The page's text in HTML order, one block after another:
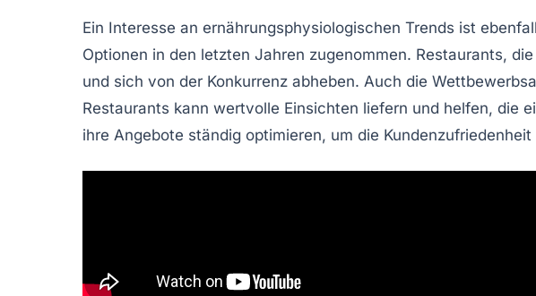
Ein Interesse an ernährungsphysiologischen Trends ist
Optionen in den letzten Jahren zugenommen. Restaurants,
und sich von der Konkurrenz abheben. Auch die
Restaurants kann wertvolle Einsichten liefern und helfen, die
ihre Angebote ständig optimieren, um die Kundenzufriedenheit